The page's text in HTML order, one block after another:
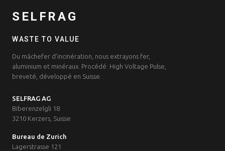
SELFRAG
WASTE TO VALUE
Du mâchefer d'incinération, nous extrayons fer,
aluminium et minéraux. Procédé: High Voltage Pulse,
breveté, développé en Suisse.
SELFRAG AG
Biberenzelgli 18
3210 Kerzers, Suisse
Bureau de Zurich
Lagerstrasse 121